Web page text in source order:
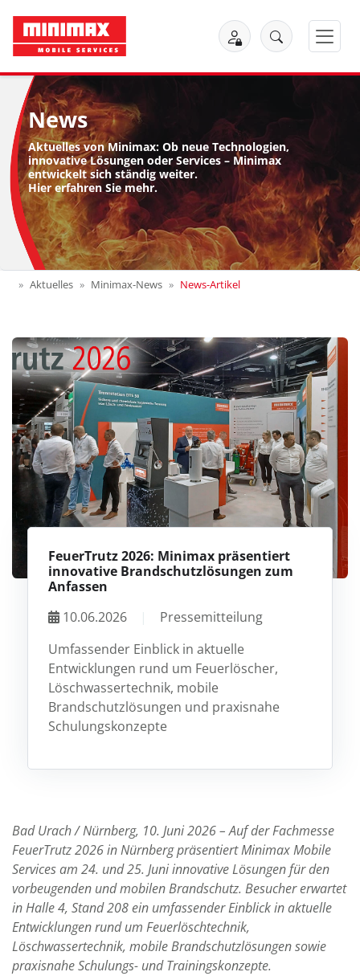
News
Aktuelles von Minimax: Ob neue Technologien,
innovative Lösungen oder Services – Minimax
entwickelt sich ständig weiter.
Hier erfahren Sie mehr.
Aktuelles Minimax-News News-Artikel
FeuerTrutz 2026: Minimax präsentiert
innovative Brandschutzlösungen zum
Anfassen
10.06.2026
|
Pressemitteilung
Umfassender Einblick in aktuelle
Entwicklungen rund um Feuerlöscher,
Löschwassertechnik, mobile
Brandschutzlösungen und praxisnahe
Schulungskonzepte
Bad Urach / Nürnberg, 10. Juni 2026 – Auf der Fachmesse
FeuerTrutz 2026 in Nürnberg präsentiert Minimax Mobile
Services am 24. und 25. Juni innovative Lösungen für den
vorbeugenden und mobilen Brandschutz. Besucher erwartet
in Halle 4, Stand 208 ein umfassender Einblick in aktuelle
Entwicklungen rund um Feuerlöschtechnik,
Löschwassertechnik, mobile Brandschutzlösungen sowie
praxisnahe Schulungs- und Trainingskonzepte.